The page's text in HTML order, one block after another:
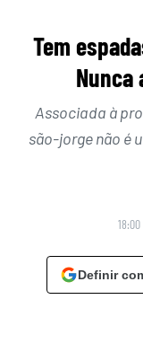
Tem
Nunca
Associada à
são-jorge não é
Definir